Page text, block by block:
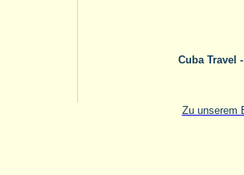
Cuba Travel
Zu unserem